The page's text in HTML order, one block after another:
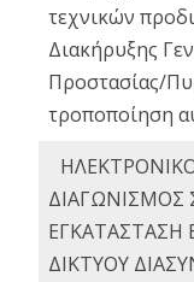
τεχνικών
Διακήρυξης
Προστασίας/
τροποποίηση
ΔΙΑΓΩΝΙΣΜΟΣ
ΕΓΚΑΤΑΣΤΑΣΗ
ΔΙΚΤΥΟΥ